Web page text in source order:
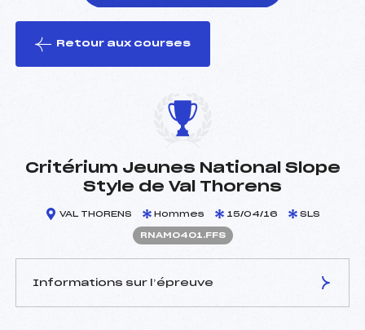
le ski
Retour aux courses
Critérium Jeunes National Slope
Style de Val Thorens
VAL THORENS Hommes 15/04/16 SLS
RNAM0401.FFS
Informations sur l’épreuve